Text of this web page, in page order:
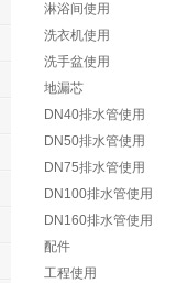
淋浴间使用
洗衣机使用
洗手盆使用
地漏芯
DN40排水管使用
DN50排水管使用
DN75排水管使用
DN100排水管使用
DN160排水管使用
配件
工程使用